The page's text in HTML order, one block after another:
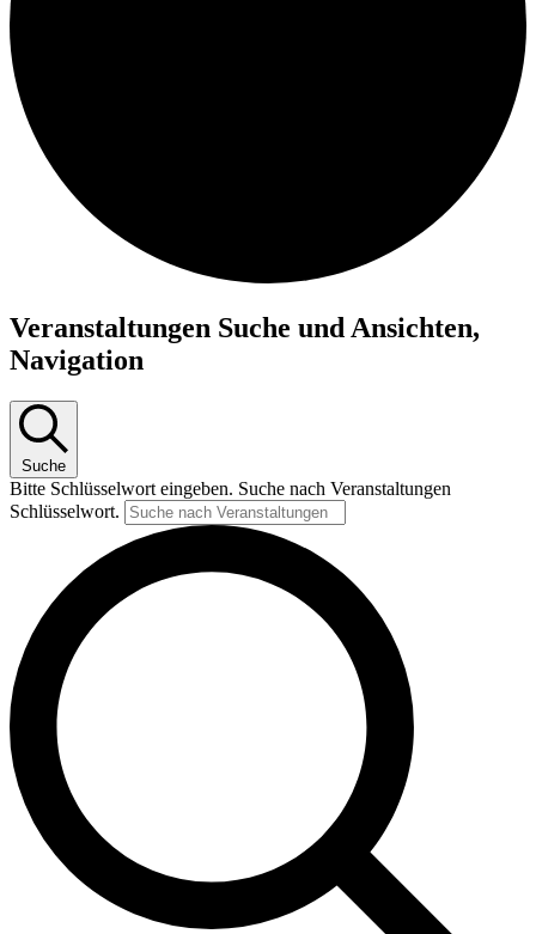
Veranstaltungen
für
8,
2026
Veranstaltungen Suche und Ansichten,
Navigation
Suche
Bitte Schlüsselwort eingeben. Suche nach Veranstaltungen
Schlüsselwort.